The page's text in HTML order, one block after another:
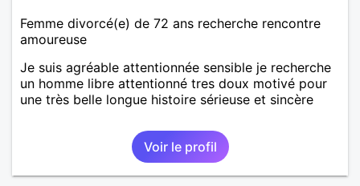
Femme divorcé(e) de 72 ans recherche rencontre
amoureuse
Je suis agréable attentionnée sensible je recherche
un homme libre attentionné tres doux motivé pour
une très belle longue histoire sérieuse et sincère
Voir le profil